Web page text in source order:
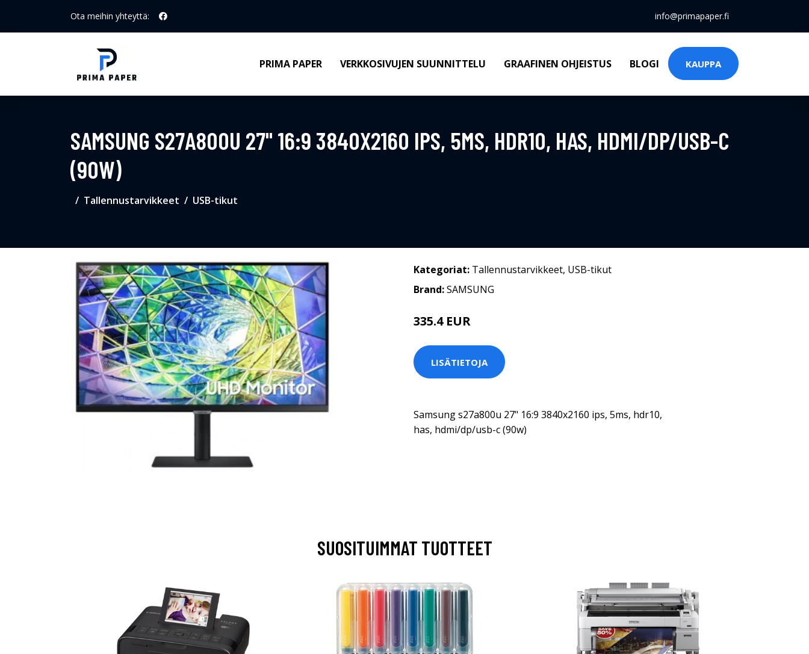
Ota meihin yhteyttä: info@primapaper.fi
PRIMA PAPER VERKKOSIVUJEN SUUNNITTELU GRAAFINEN OHJEISTUS BLOGI KAUPPA
SAMSUNG S27A800U 27" 16:9 3840X2160 IPS, 5MS, HDR10, HAS, HDMI/DP/USB-C
(90W)
Tallennustarvikkeet USB-tikut
Kategoriat: Tallennustarvikkeet, USB-tikut
Brand:SAMSUNG
335.4 EUR
LISÄTIETOJA
Samsung s27a800u 27" 16:9 3840x2160 ips, 5ms, hdr10,
has, hdmi/dp/usb-c (90w)
SUOSITUIMMAT TUOTTEET